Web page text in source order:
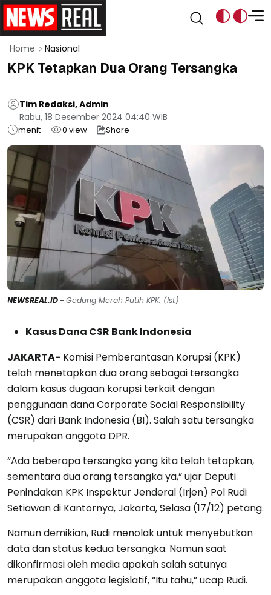
Home Nasional
KPK Tetapkan Dua Orang Tersangka
Tim Redaksi, Admin
Rabu, 18 Desember 2024 04:40 WIB
menit 0 view Share
NEWSREAL.ID -Gedung Merah Putih KPK. (Ist)
Kasus Dana CSR Bank Indonesia
JAKARTA- Komisi Pemberantasan Korupsi (KPK)
telah menetapkan dua orang sebagai tersangka
dalam kasus dugaan korupsi terkait dengan
penggunaan dana Corporate Social Responsibility
(CSR) dari Bank Indonesia (BI). Salah satu tersangka
merupakan anggota DPR.
“Ada beberapa tersangka yang kita telah tetapkan,
sementara dua orang tersangka ya,” ujar Deputi
Penindakan KPK Inspektur Jenderal (Irjen) Pol Rudi
Setiawan di Kantornya, Jakarta, Selasa (17/12) petang.
Namun demikian, Rudi menolak untuk menyebutkan
data dan status kedua tersangka. Namun saat
dikonfirmasi oleh media apakah salah satunya
merupakan anggota legislatif, “Itu tahu,” ucap Rudi.